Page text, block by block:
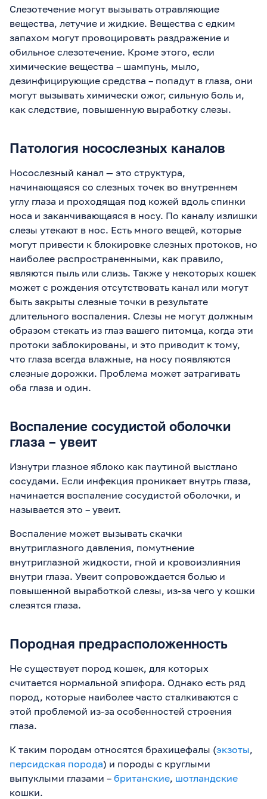
Слезотечение могут вызывать отравляющие
вещества, летучие и жидкие. Вещества с едким
запахом могут провоцировать раздражение и
обильное слезотечение. Кроме этого, если
химические вещества – шампунь, мыло,
дезинфицирующие средства – попадут в глаза, они
могут вызывать химически ожог, сильную боль и,
как следствие, повышенную выработку слезы.
Патология носослезных каналов
Носослезный канал — это структура,
начинающаяся со слезных точек во внутреннем
углу глаза и проходящая под кожей вдоль спинки
носа и заканчивающаяся в носу. По каналу излишки
слезы утекают в нос. Есть много вещей, которые
могут привести к блокировке слезных протоков, но
наиболее распространенными, как правило,
являются пыль или слизь. Также у некоторых кошек
может с рождения отсутствовать канал или могут
быть закрыты слезные точки в результате
длительного воспаления. Слезы не могут должным
образом стекать из глаз вашего питомца, когда эти
протоки заблокированы, и это приводит к тому,
что глаза всегда влажные, на носу появляются
слезные дорожки. Проблема может затрагивать
оба глаза и один.
Воспаление сосудистой оболочки
глаза – увеит
Изнутри глазное яблоко как паутиной выстлано
сосудами. Если инфекция проникает внутрь глаза,
начинается воспаление сосудистой оболочки, и
называется это – увеит.
Воспаление может вызывать скачки
внутриглазного давления, помутнение
внутриглазной жидкости, гной и кровоизлияния
внутри глаза. Увеит сопровождается болью и
повышенной выработкой слезы, из-за чего у кошки
слезятся глаза.
Породная предрасположенность
Не существует пород кошек, для которых
считается нормальной эпифора. Однако есть ряд
пород, которые наиболее часто сталкиваются с
этой проблемой из-за особенностей строения
глаза.
К таким породам относятся брахицефалы (экзоты,
персидская порода) и породы с круглыми
выпуклыми глазами – британские, шотландские
кошки.